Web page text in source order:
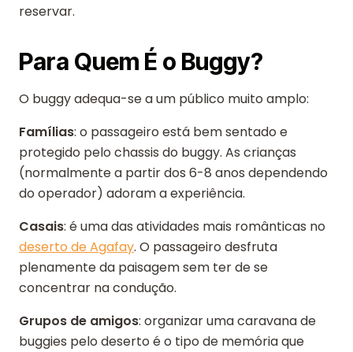
reservar.
Para Quem É o Buggy?
O buggy adequa-se a um público muito amplo:
Famílias: o passageiro está bem sentado e
protegido pelo chassis do buggy. As crianças
(normalmente a partir dos 6-8 anos dependendo
do operador) adoram a experiência.
Casais: é uma das atividades mais românticas no
deserto de Agafay. O passageiro desfruta
plenamente da paisagem sem ter de se
concentrar na condução.
Grupos de amigos: organizar uma caravana de
buggies pelo deserto é o tipo de memória que